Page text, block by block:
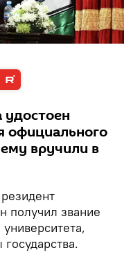
удостоен
официального
вручили в
получил звание